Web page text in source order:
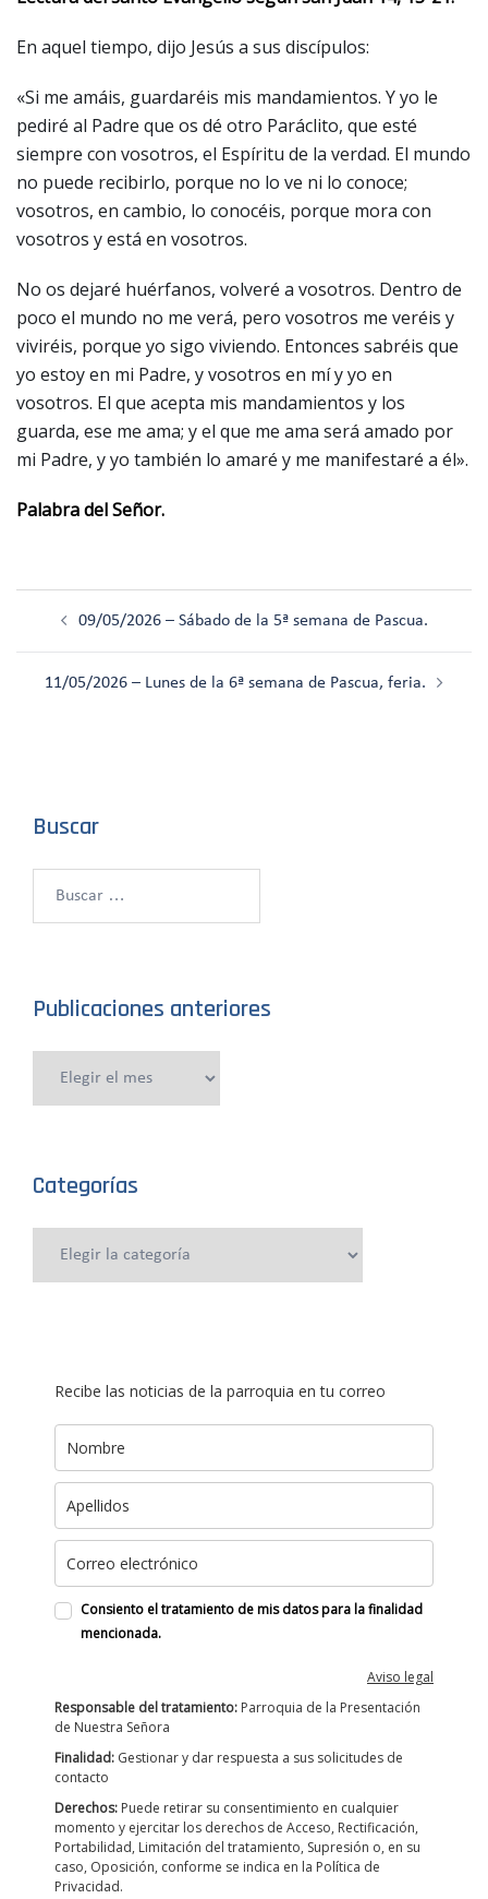
En aquel tiempo, dijo Jesús a sus discípulos:
«Si me amáis, guardaréis mis mandamientos. Y yo le
pediré al Padre que os dé otro Paráclito, que esté
siempre con vosotros, el Espíritu de la verdad. El mundo
no puede recibirlo, porque no lo ve ni lo conoce;
vosotros, en cambio, lo conocéis, porque mora con
vosotros y está en vosotros.
No os dejaré huérfanos, volveré a vosotros. Dentro de
poco el mundo no me verá, pero vosotros me veréis y
viviréis, porque yo sigo viviendo. Entonces sabréis que
yo estoy en mi Padre, y vosotros en mí y yo en
vosotros. El que acepta mis mandamientos y los
guarda, ese me ama; y el que me ama será amado por
mi Padre, y yo también lo amaré y me manifestaré a él».
Palabra del Señor.
09/05/2026 – Sábado de la 5ª semana de Pascua.
11/05/2026 – Lunes de la 6ª semana de Pascua, feria.
Buscar
Publicaciones anteriores
Categorías
Recibe las noticias de la parroquia en tu correo
Consiento el tratamiento de mis datos para la finalidad
mencionada.
Aviso legal
Responsable del tratamiento: Parroquia de la Presentación
de Nuestra Señora
Finalidad: Gestionar y dar respuesta a sus solicitudes de
contacto
Derechos: Puede retirar su consentimiento en cualquier
momento y ejercitar los derechos de Acceso, Rectificación,
Portabilidad, Limitación del tratamiento, Supresión o, en su
caso, Oposición, conforme se indica en la Política de
Privacidad.